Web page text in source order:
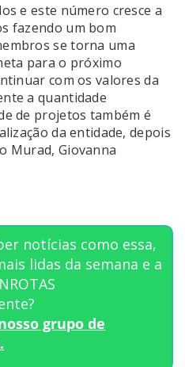
e este número cresce a
fazendo um bom
se torna uma
para o próximo
com os valores da
a quantidade
de projetos também é
da entidade, depois
Murad, Giovanna
notícias como essa,
lidas da semana e a
grupo de